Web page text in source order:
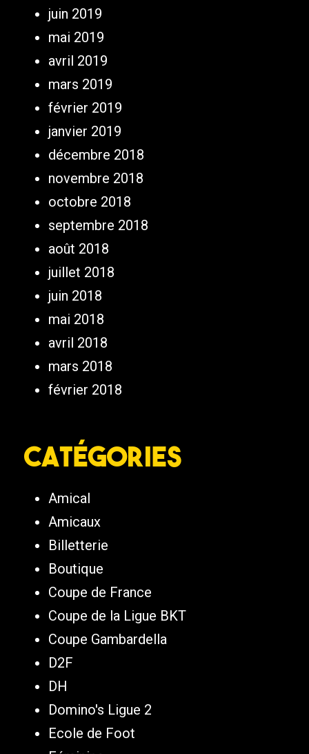
juin 2019
mai 2019
avril 2019
mars 2019
février 2019
janvier 2019
décembre 2018
novembre 2018
octobre 2018
septembre 2018
août 2018
juillet 2018
juin 2018
mai 2018
avril 2018
mars 2018
février 2018
Catégories
Amical
Amicaux
Billetterie
Boutique
Coupe de France
Coupe de la Ligue BKT
Coupe Gambardella
D2F
DH
Domino's Ligue 2
Ecole de Foot